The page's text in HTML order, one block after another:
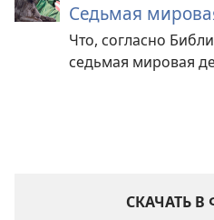
Седьмая
Что, согласно
седьмая мировая
СКАЧАТЬ В